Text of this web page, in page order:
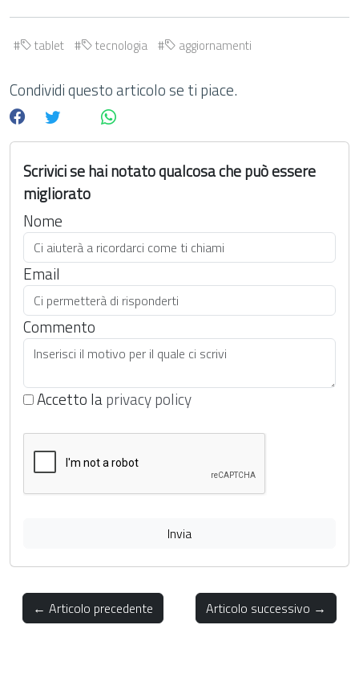
tablet tecnologia aggiornamenti
Condividi questo articolo se ti piace.
Scrivici se hai notato qualcosa che può essere
migliorato
Nome
Email
Commento
Accetto laprivacy policy
Invia
← Articolo precedente Articolo successivo →